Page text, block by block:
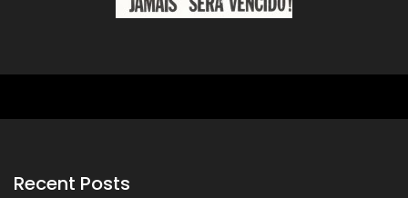
Recent Posts